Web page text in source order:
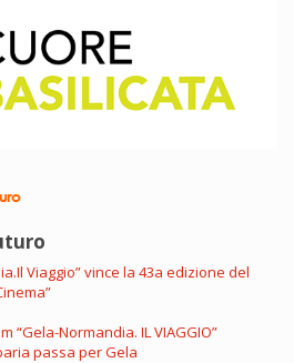
Viaggio” vince la 43a edizione del
“Gela-Normandia. IL VIAGGIO”
passa per Gela